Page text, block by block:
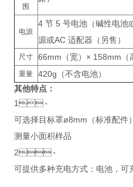
围
电源
4 节 5 号电池（碱性电池
源或AC 适配器（另售）
尺寸 66mm（宽）× 158mm（
重量
420g（不含电池）
其他特点：
1、
可选择目标罩ø8mm（标准配件）
测量小面积样品
2、
可提供多种充电方式：电池，